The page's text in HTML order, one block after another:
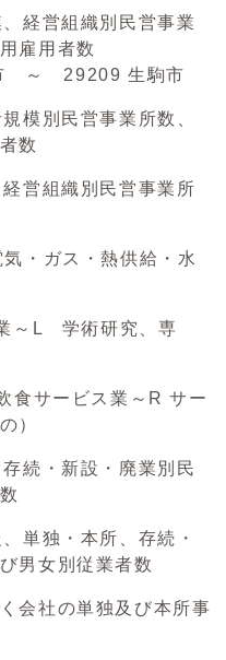
営組織別民営事業
雇用者数
生駒市
別民営事業所数、
数
組織別民営事業所
ス・熱供給・水
学術研究、専
ービス業～R サー
）
・新設・廃業別民
独・本所、存続・
男女別従業者数
の単独及び本所事